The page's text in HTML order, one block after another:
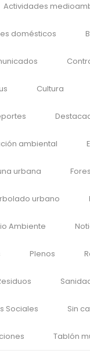
Actividades
domésticos
Cultura
ambiental
urbana
urbano
Ambiente
Plenos
Sociales Sin
Tablón